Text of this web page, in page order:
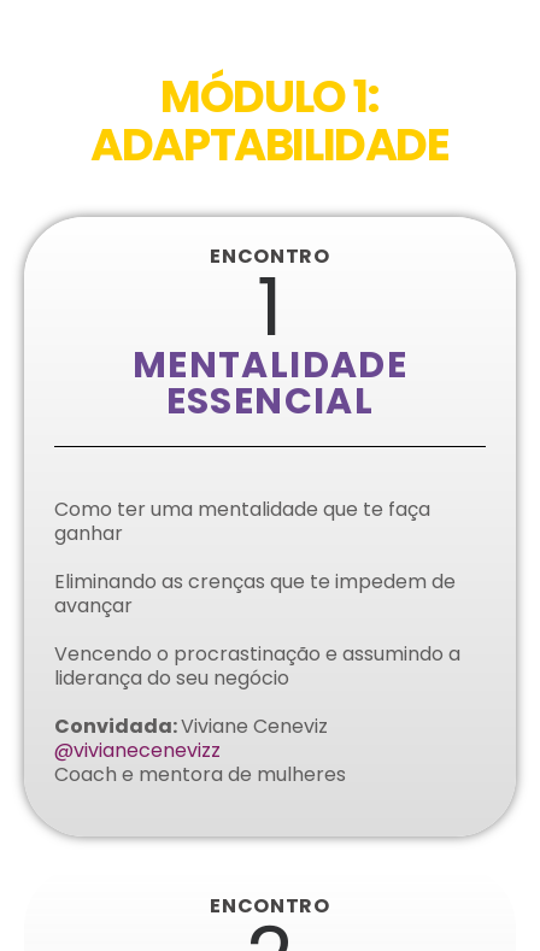
MÓDULO 1:
ADAPTABILIDADE
ENCONTRO
1
MENTALIDADE
ESSENCIAL
Como ter uma mentalidade que te faça
ganhar
Eliminando as crenças que te impedem de
avançar
Vencendo o procrastinação e assumindo a
liderança do seu negócio
Convidada:Viviane Ceneviz
@vivianecenevizz
Coach e mentora de mulheres
ENCONTRO